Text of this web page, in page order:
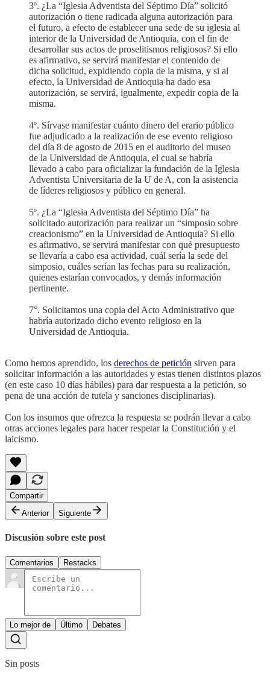
3º. ¿La “Iglesia Adventista del Séptimo Día” solicitó
autorización o tiene radicada alguna autorización para
el futuro, a efecto de establecer una sede de su iglesia al
interior de la Universidad de Antioquia, con el fin de
desarrollar sus actos de proselitismos religiosos? Si ello
es afirmativo, se servirá manifestar el contenido de
dicha solicitud, expidiendo copia de la misma, y si al
efecto, la Universidad de Antioquia ha dado esa
autorización, se servirá, igualmente, expedir copia de la
misma.
4º. Sírvase manifestar cuánto dinero del erario público
fue adjudicado a la realización de ese evento religioso
del día 8 de agosto de 2015 en el auditorio del museo
de la Universidad de Antioquia, el cual se habría
llevado a cabo para oficializar la fundación de la Iglesia
Adventista Universitaria de la U de A, con la asistencia
de líderes religiosos y público en general.
5º. ¿La “Iglesia Adventista del Séptimo Día” ha
solicitado autorización para realizar un “simposio sobre
creacionismo” en la Universidad de Antioquia? Si ello
es afirmativo, se servirá manifestar con qué presupuesto
se llevaría a cabo esa actividad, cuál sería la sede del
simposio, cuáles serían las fechas para su realización,
quienes estarían convocados, y demás información
pertinente.
7°. Solicitamos una copia del Acto Administrativo que
habría autorizado dicho evento religioso en la
Universidad de Antioquia.
Como hemos aprendido, los derechos de petición sirven para
solicitar información a las autoridades y estas tienen distintos plazos
(en este caso 10 días hábiles) para dar respuesta a la petición, so
pena de una acción de tutela y sanciones disciplinarias).
Con los insumos que ofrezca la respuesta se podrán llevar a cabo
otras acciones legales para hacer respetar la Constitución y el
laicismo.
Compartir
Anterior
Siguiente
Discusión sobre este post
Comentarios Restacks
Lo mejor de Último Debates
Sin posts